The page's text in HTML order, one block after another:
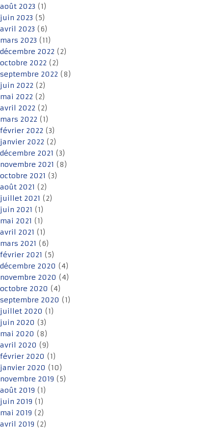
août 2023 (1)
juin 2023 (5)
avril 2023 (6)
mars 2023 (11)
décembre 2022 (2)
octobre 2022 (2)
septembre 2022 (8)
juin 2022 (2)
mai 2022 (2)
avril 2022 (2)
mars 2022 (1)
février 2022 (3)
janvier 2022 (2)
décembre 2021 (3)
novembre 2021 (8)
octobre 2021 (3)
août 2021 (2)
juillet 2021 (2)
juin 2021 (1)
mai 2021 (1)
avril 2021 (1)
mars 2021 (6)
février 2021 (5)
décembre 2020 (4)
novembre 2020 (4)
octobre 2020 (4)
septembre 2020 (1)
juillet 2020 (1)
juin 2020 (3)
mai 2020 (8)
avril 2020 (9)
février 2020 (1)
janvier 2020 (10)
novembre 2019 (5)
août 2019 (1)
juin 2019 (1)
mai 2019 (2)
avril 2019 (2)